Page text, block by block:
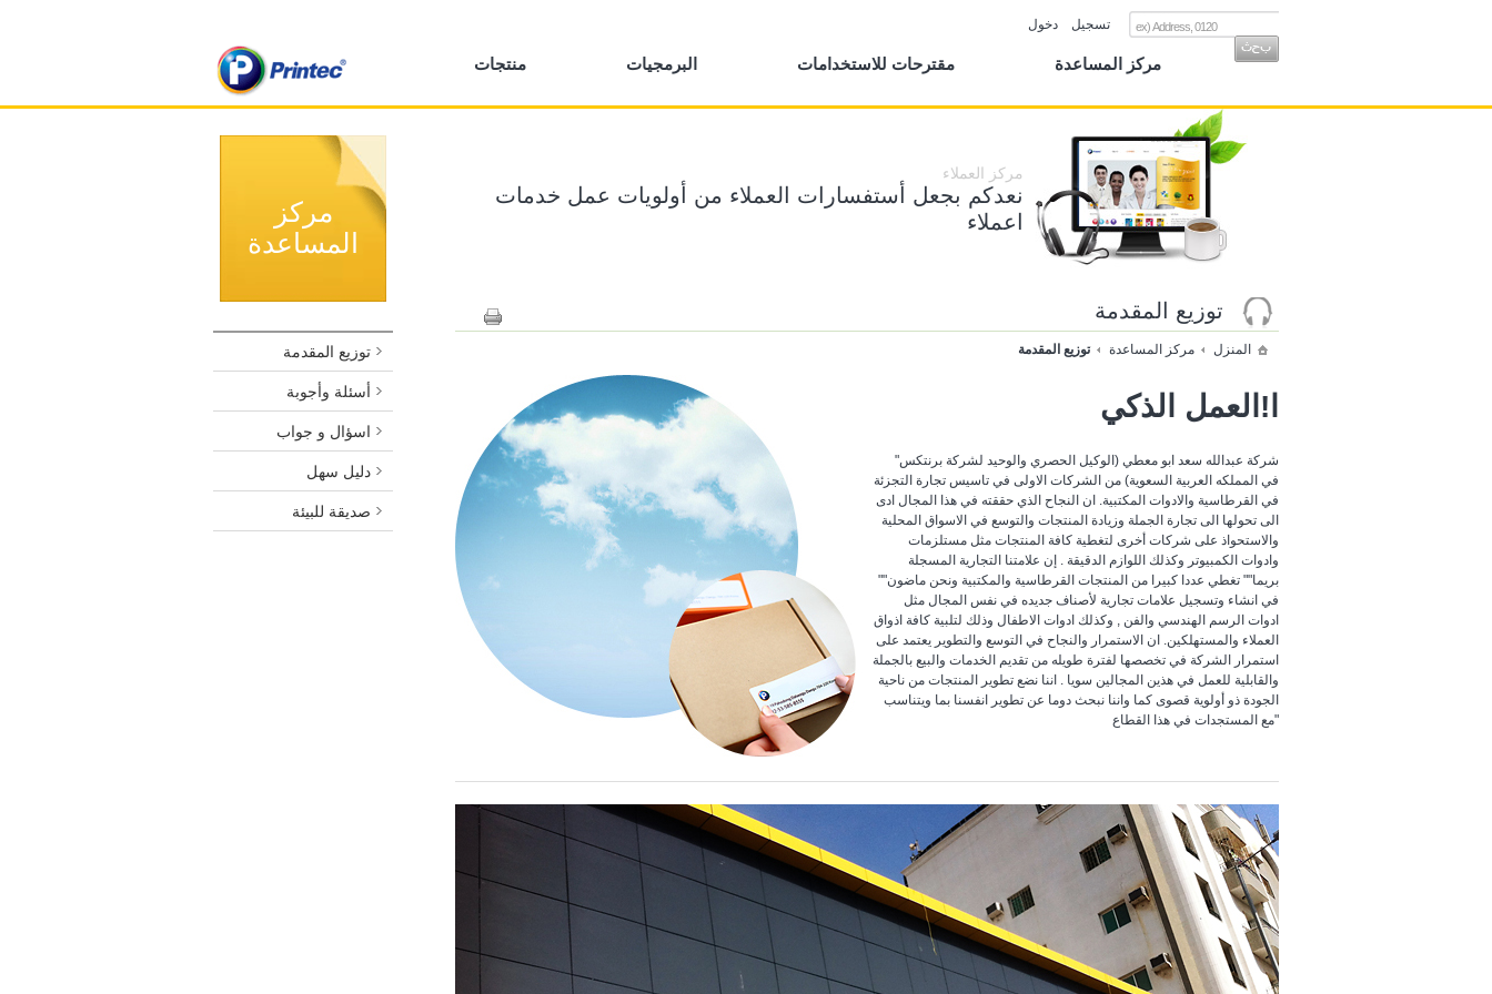
دخول تسجيل
منتجات البرمجيات مقترحات للاستخدامات مركز المساعدة
مركز العملاء
نعدكم بجعل أستفسارات العملاء من أولويات عمل خدمات
اعملاء
مركز
المساعدة
توزيع المقدمة
أسئلة وأجوبة
اسؤال و جواب
دليل سهل
صديقة للبيئة
توزيع المقدمة
توزيع المقدمة مركز المساعدة المنزل
ا!العمل الذكي
"شركة عبدالله سعد ابو معطي (الوكيل الحصري والوحيد لشركة برنتكس
في المملكه العربية السعوية) من الشركات الاولى في تاسيس تجارة التجزئة
في القرطاسية والادوات المكتبية. ان النجاح الذي حققته في هذا المجال ادى
الى تحولها الى تجارة الجملة وزيادة المنتجات والتوسع في الاسواق المحلية
والاستحواذ على شركات أخرى لتغطية كافة المنتجات مثل مستلزمات
وادوات الكمبيوتر وكذلك اللوازم الدقيقة . إن علامتنا التجارية المسجلة
""بريما"" تغطي عددا كبيرا من المنتجات القرطاسية والمكتبية ونحن ماضون
في انشاء وتسجيل علامات تجارية لأصناف جديده في نفس المجال مثل
ادوات الرسم الهندسي والفن , وكذلك ادوات الاطفال وذلك لتلبية كافة اذواق
العملاء والمستهلكين. ان الاستمرار والنجاح في التوسع والتطوير يعتمد على
استمرار الشركة في تخصصها لفترة طويله من تقديم الخدمات والبيع بالجملة
والقابلية للعمل في هذين المجالين سويا . اننا نضع تطوير المنتجات من ناحية
الجودة ذو أولوية قصوى كما واننا نبحث دوما عن تطوير انفسنا بما ويتناسب
مع المستجدات في هذا القطاع"